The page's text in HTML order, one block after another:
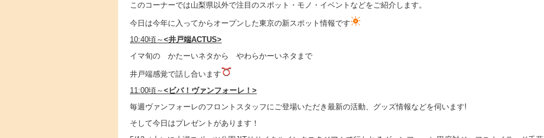
このコーナーでは山梨県以外で注目のスポット・モノ・イベントなどをご紹介します。
今日は今年に入ってからオープンした東京の新スポット情報です
10:40頃～ <井戸端ACTUS>
イマ旬の かたーいネタから やわらかーいネタまで
井戸端感覚で話し合います
11:00頃～ <ビバ！ヴァンフォーレ！>
毎週ヴァンフォーレのフロントスタッフにご登場いただき最新の活動、グッズ情報などを伺います!
そして今日はプレゼントがあります！